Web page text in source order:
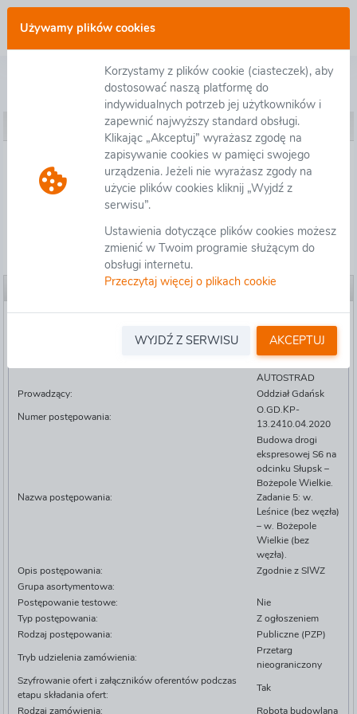
Używamy plików cookies
Korzystamy z plików cookie (ciasteczek), aby
dostosować naszą platformę do
indywidualnych potrzeb jej użytkowników i
zapewnić najwyższy standard obsługi.
Klikając „Akceptuj” wyrażasz zgodę na
zapisywanie cookies w pamięci swojego
urządzenia. Jeżeli nie wyrażasz zgody na
użycie plików cookies kliknij „Wyjdź z
serwisu”.
Ustawienia dotyczące plików cookies możesz
zmienić w Twoim programie służącym do
obsługi internetu.
Przeczytaj więcej o plikach cookie
WYJDŹ Z SERWISU AKCEPTUJ
Ustawienia postępowania
Ustawienia postępowania
Załączniki organizatora
Pytania/Informacje
Ustawienia postępowania
Informacje ogólne
GENERALNA
KRAJOWYCH I
AUTOSTRAD
Prowadzący:
Oddział Gdańsk
Numer postępowania:
O.GD.KP-
13.2410.04.2020
Nazwa postępowania:
Budowa drogi
ekspresowej S6 na
odcinku Słupsk –
Bożepole Wielkie.
Zadanie 5: w.
Leśnice (bez węzła)
– w. Bożepole
Wielkie (bez
węzła).
Opis postępowania:
Zgodnie z SIWZ
Grupa asortymentowa:
Postępowanie testowe:
Nie
Typ postępowania:
Z ogłoszeniem
Rodzaj postępowania:
Publiczne (PZP)
Tryb udzielenia zamówienia:
Przetarg
nieograniczony
Szyfrowanie ofert i załączników oferentów podczas
etapu składania ofert:
Tak
Rodzaj zamówienia:
Robota budowlana